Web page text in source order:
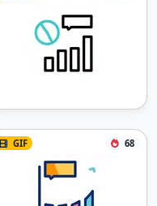
GIF 68